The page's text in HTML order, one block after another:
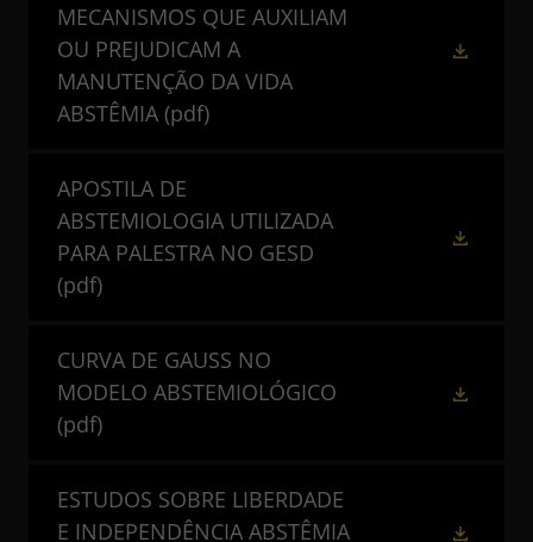
MECANISMOS QUE AUXILIAM
OU PREJUDICAM A
MANUTENÇÃO DA VIDA
ABSTÊMIA (pdf)
APOSTILA DE
ABSTEMIOLOGIA UTILIZADA
PARA PALESTRA NO GESD
(pdf)
CURVA DE GAUSS NO
MODELO ABSTEMIOLÓGICO
(pdf)
ESTUDOS SOBRE LIBERDADE
E INDEPENDÊNCIA ABSTÊMIA